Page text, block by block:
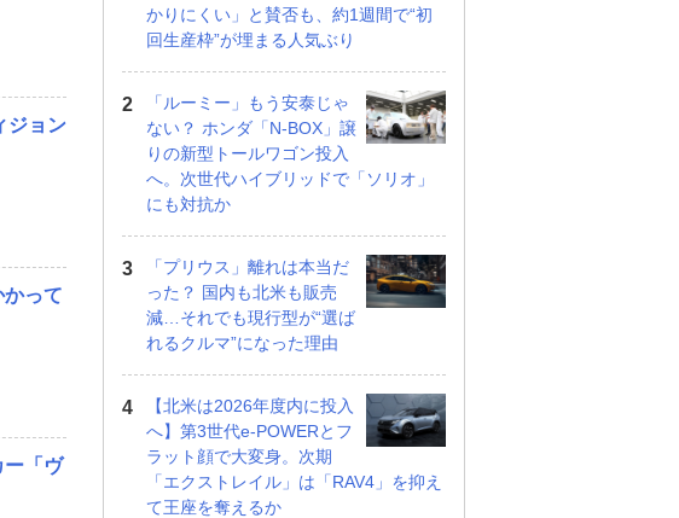
ジョン
って
ー「ヴ
かりにくい」と賛否も、約1週間で“初
回生産枠”が埋まる人気ぶり
「ルーミー」もう安泰じゃ
ない？ ホンダ「N-BOX」譲
りの新型トールワゴン投入
へ。次世代ハイブリッドで「ソリオ」
にも対抗か
「プリウス」離れは本当だ
った？ 国内も北米も販売
減…それでも現行型が“選ば
れるクルマ”になった理由
【北米は2026年度内に投入
へ】第3世代e-POWERとフ
ラット顔で大変身。次期
「エクストレイル」は「RAV4」を抑え
て王座を奪えるか